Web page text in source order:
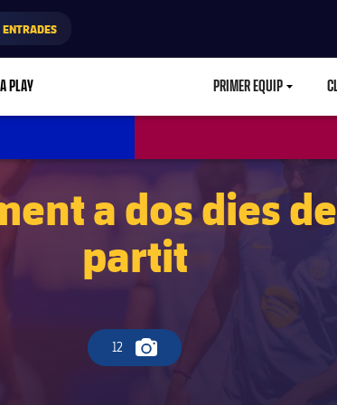
PLAY PRIMER EQUIP
a dos dies
partit
12
Icona de càmera